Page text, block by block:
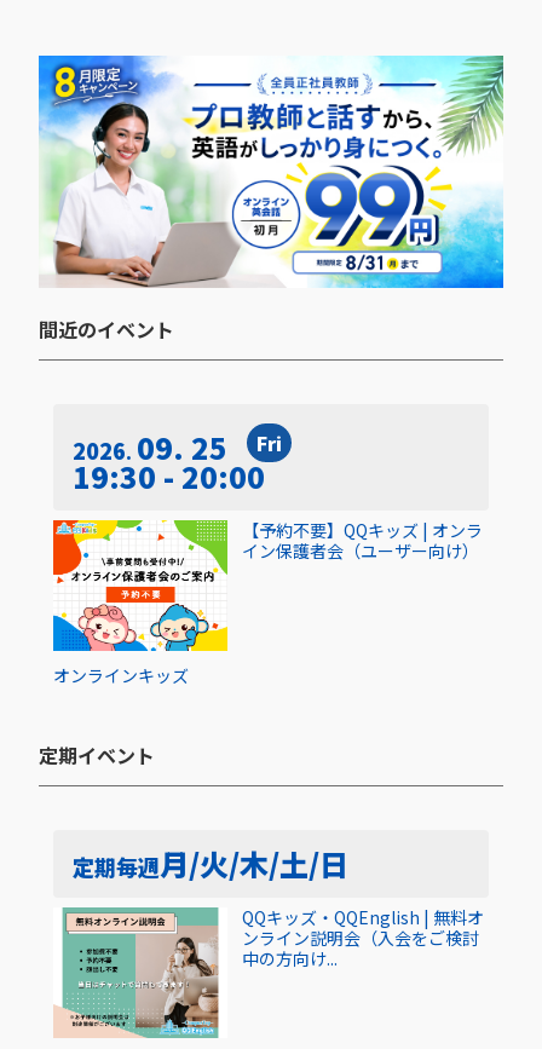
間近のイベント​
2026 09. 25 Fri
19:30 - 20:00
オンラインキッズ
【予約不要】QQキッズ | オンラ
イン保護者会（ユーザー向け）
定期イベント​
定期毎週月/火/木/土/日
QQキッズ・QQEnglish | 無料オ
ンライン説明会（入会をご検討
中の方向け...